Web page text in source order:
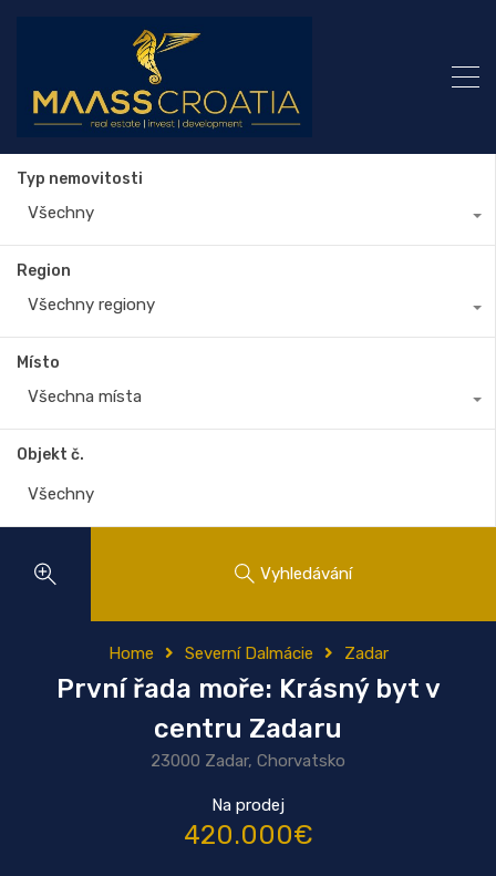
Typ nemovitosti
Všechny
Region
Všechny regiony
Místo
Všechna místa
Objekt č.
Vyhledávání
Home Severní Dalmácie Zadar
První řada moře: Krásný byt v
centru Zadaru
23000 Zadar, Chorvatsko
Na prodej
420.000€